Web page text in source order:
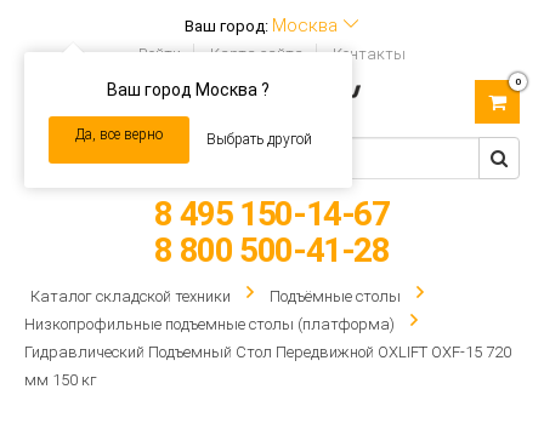
Ваш город: Москва
Ваш город Москва ?
Да, все верно Выбрать другой
Войти Карта сайта Контакты
navigation
0
8 495 150-14-67
8 800 500-41-28
Каталог складской техники
Подъёмные столы
Низкопрофильные подъемные столы (платформа)
Гидравлический Подъемный Стол Передвижной OXLIFT OXF-15 720
мм 150 кг